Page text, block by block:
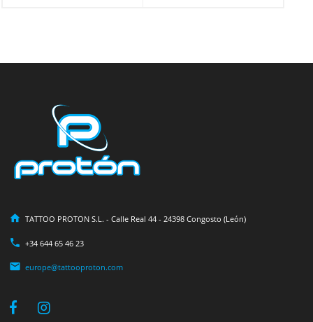
TATTOO PROTON S.L. - Calle Real 44 - 24398 Congosto (León)
+34 644 65 46 23
europe@tattooproton.com